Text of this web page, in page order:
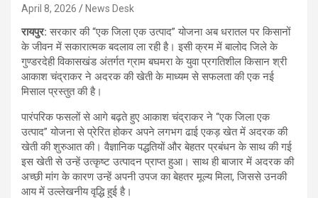
April 8, 2026 News Desk
रायपुर:सरकार की “एक जिला एक उत्पाद” योजना अब धरातल पर किसानों
के जीवन में सकारात्मक बदलाव ला रही है। इसी क्रम में बालोद जिले के
गुण्डरदेही विकासखंड अंतर्गत ग्राम बघमरा के युवा प्रगतिशील किसान श्री
आकाश चंद्राकर ने अदरक की खेती के माध्यम से सफलता की एक नई
मिसाल प्रस्तुत की है।
पारंपरिक फसलों से आगे बढ़ते हुए आकाश चंद्राकर ने “एक जिला एक
उत्पाद” योजना से प्रेरित होकर अपने लगभग ढाई एकड़ खेत में अदरक की
खेती की शुरुआत की। वैज्ञानिक पद्धतियों और बेहतर प्रबंधन के साथ की गई
इस खेती से उन्हें उत्कृष्ट उत्पादन प्राप्त हुआ। साथ ही बाजार में अदरक की
अच्छी मांग के कारण उन्हें अपनी उपज का बेहतर मूल्य मिला, जिससे उनकी
आय में उल्लेखनीय वृद्धि हुई है।